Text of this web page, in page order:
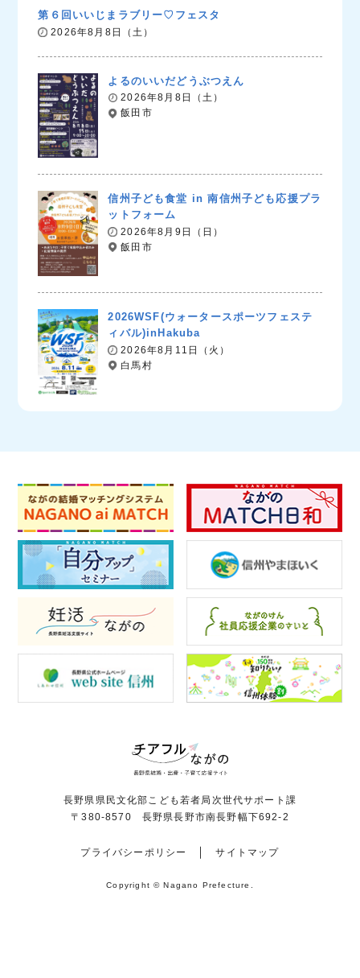
第６回いいじまラブリー♡フェスタ
2026年8月8日（土）
よるのいいだどうぶつえん
2026年8月8日（土）
飯田市
信州子ども食堂 in 南信州子ども応援プラ
ットフォーム
2026年8月9日（日）
飯田市
2026WSF(ウォータースポーツフェステ
ィバル)inHakuba
2026年8月11日（火）
白馬村
長野県県民文化部こども若者局次世代サポート課
〒380-8570 長野県長野市南長野幅下692-2
プライバシーポリシー サイトマップ
Copyright © Nagano Prefecture.